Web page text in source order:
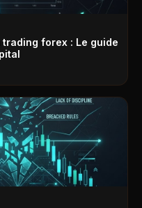
forex : Le guide